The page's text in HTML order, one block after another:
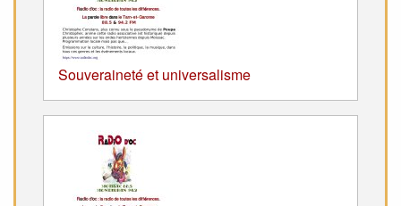
Souveraineté et universalisme